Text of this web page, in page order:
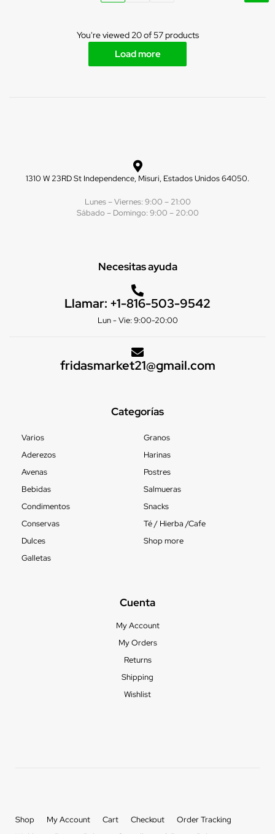
You're viewed 20 of 57 products
Load more
1310 W 23RD St Independence, Misuri, Estados Unidos 64050.
Lunes – Viernes: 9:00 – 21:00
Sábado – Domingo: 9:00 – 20:00
Necesitas ayuda
Llamar: +1-816-503-9542
Lun - Vie: 9:00-20:00
fridasmarket21@gmail.com
Categorías
Varios
Aderezos
Avenas
Bebidas
Condimentos
Conservas
Dulces
Galletas
Granos
Harinas
Postres
Salmueras
Snacks
Té / Hierba /Cafe
Shop more
Cuenta
My Account
My Orders
Returns
Shipping
Wishlist
Shop My Account Cart Checkout
Order Tracking